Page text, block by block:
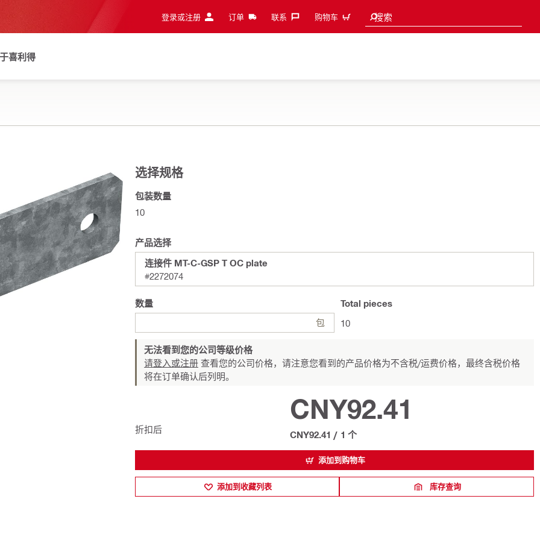
登录或注册 订单 联系‎ 购物车 搜索
Search suggestions
喜利得
选择规格
包装数量
10
产品选择
连接件 MT-C-GSP T OC plate
#2272074
数量
包
Total pieces
10
无法看到您的公司等级价格
请登入或注册 查看您的公司价格，请注意您看到的产品价格为不含税/运费价格，最终含税价格
将在订单确认后列明。
折扣后
CNY92.41
CNY92.41 / 1 个
添加到购物车
添加到收藏列表 库存查询